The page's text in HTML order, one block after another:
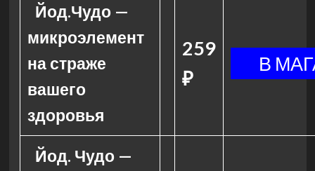
Йод.Чудо —
микроэлемент
на страже
вашего
здоровья
259
₽
Йод. Чудо —